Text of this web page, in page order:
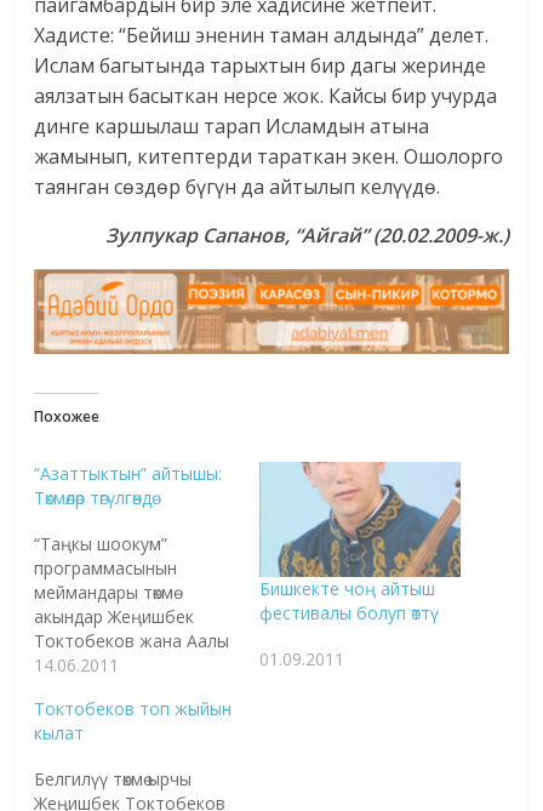
Хадисте: “Бейиш эненин таман алдында” делет.
Ислам багытында тарыхтын бир дагы жеринде
аялзатын басыткан нерсе жок. Кайсы бир учурда
динге каршылаш тарап Исламдын атына
жамынып, китептерди тараткан экен. Ошолорго
таянган сөздөр бүгүн да айтылып келүүдө.
Зулпукар Сапанов, “Айгай” (20.02.2009-ж.)
Похожее
“Азаттыктын” айтышы:
Төкмөлөр төгүлгөндө
“Таңкы шоокум”
программасынын
меймандары төкмө
акындар Жеңишбек
Токтобеков жана Аалы
Туткучев болду.
:- Саламатсыздарбы,
төкмөлөр «Таңкы шоокум»
келипсиздер.
14.06.2011
Бишкекте чоң айтыш
фестивалы болуп өттү
01.09.2011
Токтобеков топ жыйын
кылат
Белгилүү төкмө ырчы
Жеңишбек Токтобеков